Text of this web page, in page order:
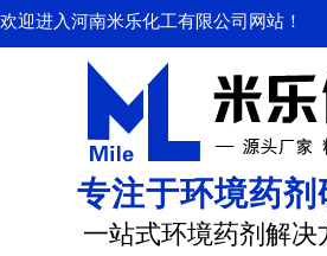
欢迎进入河南米乐化工有限公司网站！
专注于环境药剂
一站式环境药剂解决